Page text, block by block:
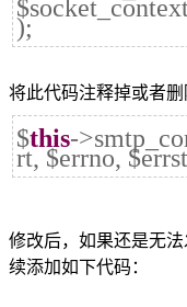
);
将此代码注释掉或者删
$this-
rt, $errno,
修改后，如果还是无
续添加如下代码：